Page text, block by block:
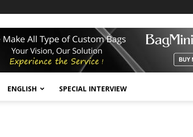
ENGLISH SPECIAL INTERVIEW